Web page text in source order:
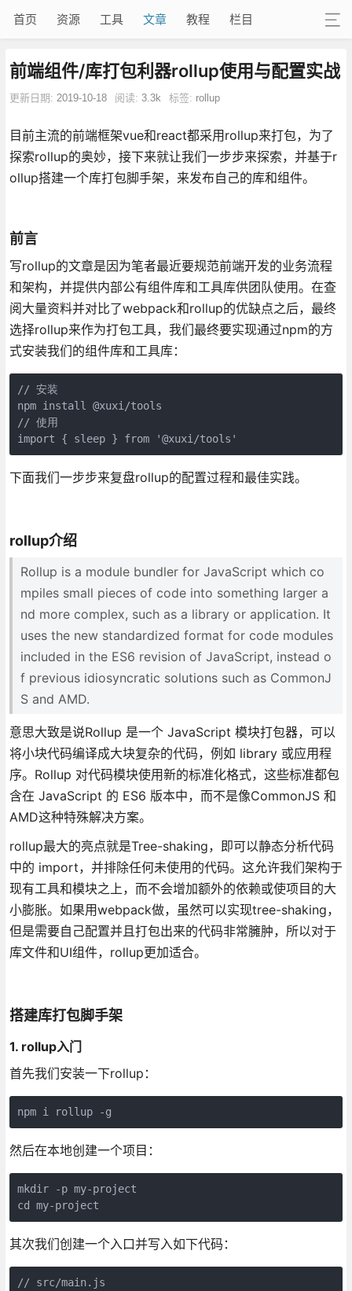
首页 资源 工具 文章 教程 栏目
前端组件/库打包利器rollup使用与配置实战
更新日期: 2019-10-18 阅读: 3.3k 标签: rollup
目前主流的前端框架vue和react都采用rollup来打包，为了
探索rollup的奥妙，接下来就让我们一步步来探索，并基于r
ollup搭建一个库打包脚手架，来发布自己的库和组件。
前言
写rollup的文章是因为笔者最近要规范前端开发的业务流程
和架构，并提供内部公有组件库和工具库供团队使用。在查
阅大量资料并对比了webpack和rollup的优缺点之后，最终
选择rollup来作为打包工具，我们最终要实现通过npm的方
式安装我们的组件库和工具库：
// 安装
npm install @xuxi/tools
// 使用
import { sleep } from '@xuxi/tools'
下面我们一步步来复盘rollup的配置过程和最佳实践。
rollup介绍
Rollup is a module bundler for JavaScript which co
mpiles small pieces of code into something larger a
nd more complex, such as a library or application. It
uses the new standardized format for code modules
included in the ES6 revision of JavaScript, instead o
f previous idiosyncratic solutions such as CommonJ
S and AMD.
意思大致是说Rollup 是一个 JavaScript 模块打包器，可以
将小块代码编译成大块复杂的代码，例如 library 或应用程
序。Rollup 对代码模块使用新的标准化格式，这些标准都包
含在 JavaScript 的 ES6 版本中，而不是像CommonJS 和
AMD这种特殊解决方案。
rollup最大的亮点就是Tree-shaking，即可以静态分析代码
中的 import，并排除任何未使用的代码。这允许我们架构于
现有工具和模块之上，而不会增加额外的依赖或使项目的大
小膨胀。如果用webpack做，虽然可以实现tree-shaking，
但是需要自己配置并且打包出来的代码非常臃肿，所以对于
库文件和UI组件，rollup更加适合。
搭建库打包脚手架
1. rollup入门
首先我们安装一下rollup：
npm i rollup -g
然后在本地创建一个项目：
mkdir -p my-project
cd my-project
其次我们创建一个入口并写入如下代码：
// src/main.js